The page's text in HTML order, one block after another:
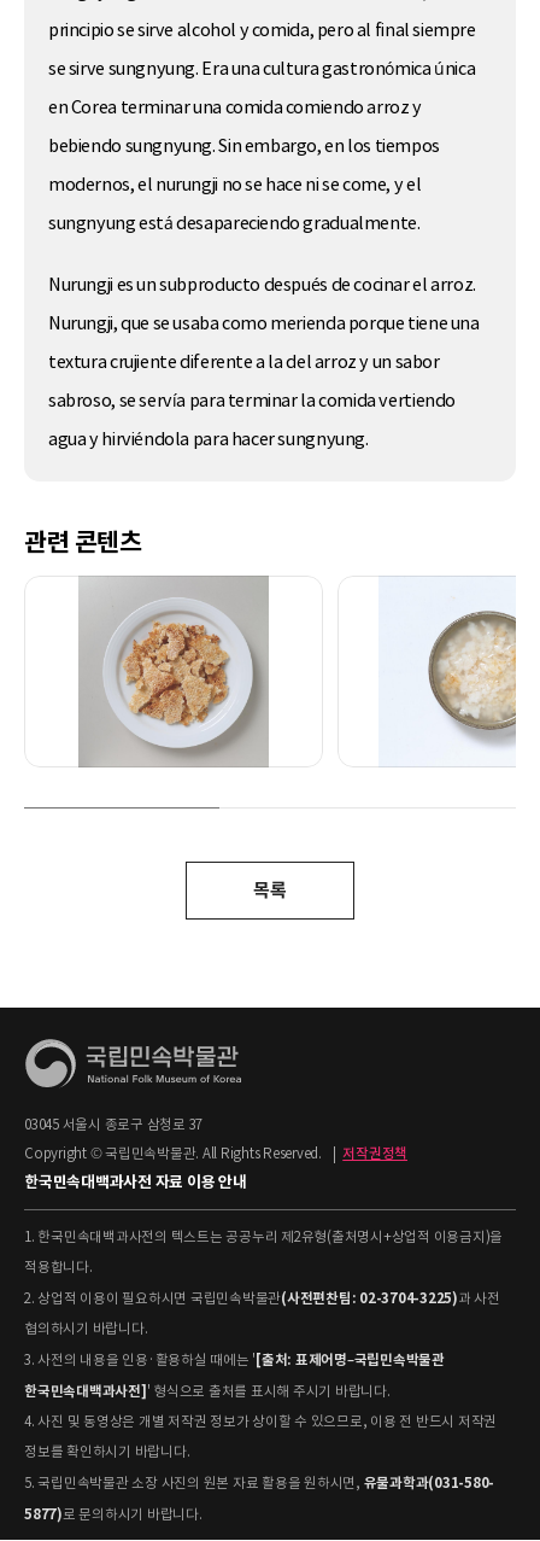
principio se sirve alcohol y comida, pero al final siempre
se sirve sungnyung. Era una cultura gastronómica única
en Corea terminar una comida comiendo arroz y
bebiendo sungnyung. Sin embargo, en los tiempos
modernos, el nurungji no se hace ni se come, y el
sungnyung está desapareciendo gradualmente.
Nurungji es un subproducto después de cocinar el arroz.
Nurungji, que se usaba como merienda porque tiene una
textura crujiente diferente a la del arroz y un sabor
sabroso, se servía para terminar la comida vertiendo
agua y hirviéndola para hacer sungnyung.
관련 콘텐츠
목록
03045 서울시 종로구 삼청로 37
Copyright © 국립민속박물관. All Rights Reserved.
저작권정책
한국민속대백과사전 자료 이용 안내
1. 한국민속대백과사전의 텍스트는 공공누리 제2유형(출처명시+상업적 이용금지)을
적용합니다.
2. 상업적 이용이 필요하시면 국립민속박물관(사전편찬팀: 02-3704-3225)과 사전
협의하시기 바랍니다.
3. 사전의 내용을 인용·활용하실 때에는 ' [출처: 표제어명–국립민속박물관
한국민속대백과사전] ' 형식으로 출처를 표시해 주시기 바랍니다.
4. 사진 및 동영상은 개별 저작권 정보가 상이할 수 있으므로, 이용 전 반드시 저작권
정보를 확인하시기 바랍니다.
5. 국립민속박물관 소장 사진의 원본 자료 활용을 원하시면, 유물과학과(031-580-
5877)로 문의하시기 바랍니다.